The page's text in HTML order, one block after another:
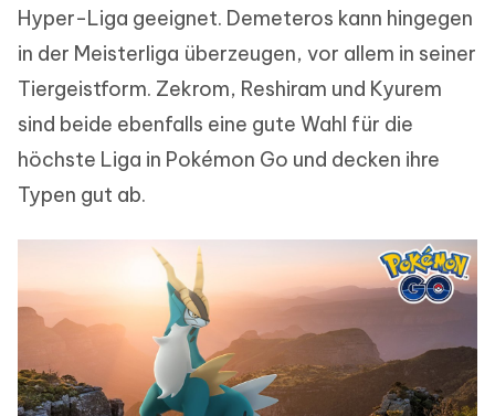
Hyper-Liga geeignet. Demeteros kann hingegen
in der Meisterliga überzeugen, vor allem in seiner
Tiergeistform. Zekrom, Reshiram und Kyurem
sind beide ebenfalls eine gute Wahl für die
höchste Liga in Pokémon Go und decken ihre
Typen gut ab.